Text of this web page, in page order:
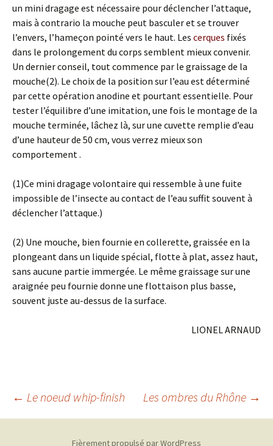
un mini dragage est nécessaire pour déclencher l’attaque,
mais à contrario la mouche peut basculer et se trouver
l’envers, l’hameçon pointé vers le haut. Les cerques fixés
dans le prolongement du corps semblent mieux convenir.
Un dernier conseil, tout commence par le graissage de la
mouche(2). Le choix de la position sur l’eau est déterminé
par cette opération anodine et pourtant essentielle. Pour
tester l’équilibre d’une imitation, une fois le montage de la
mouche terminée, lâchez là, sur une cuvette remplie d’eau
d’une hauteur de 50 cm, vous verrez mieux son
comportement .
(1)Ce mini dragage volontaire qui ressemble à une fuite
impossible de l’insecte au contact de l’eau suffit souvent à
déclencher l’attaque.)
(2) Une mouche, bien fournie en collerette, graissée en la
plongeant dans un liquide spécial, flotte à plat, assez haut,
sans aucune partie immergée. Le même graissage sur une
araignée peu fournie donne une flottaison plus basse,
souvent juste au-dessus de la surface.
LIONEL ARNAUD
Navigation
← Le noeud whip-finish Les ombres du Rhône →
Fièrement propulsé par WordPress